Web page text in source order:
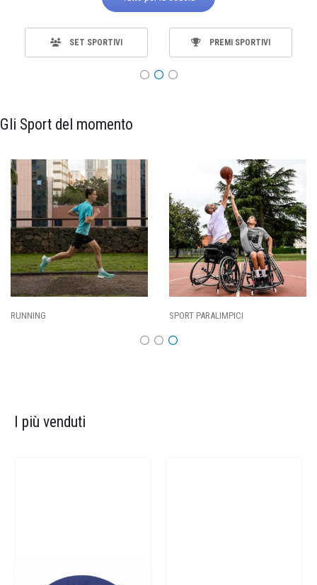
SET SPORTIVI PREMI SPORTIVI
Gli Sport del momento
SPORT PARALIMPICI
I più venduti